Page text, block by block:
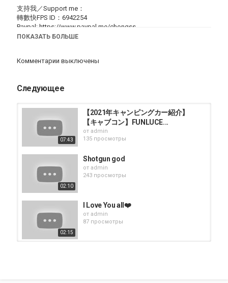
支持我／Support me：
轉數快FPS ID：6942254
Paypal: https://www.paypal.me/chongss
Patreon:http://www.patreon.com/join/iamchongsan
加入頻道會員／Membership:
Instagram／抖音: iamchongsan
Facebook:http://www.facebook.com/iamchongsan
微博／BiliBili: ChongSan沖先生
Whatsapp: +852 6618 1816
微信／WeChat: iamchongsan
Email:imchongsan@gmail.com
Telegram Channel: https://t.me/chongsan
攝錄器材／Photographic Equipment:
相機／Cameras: Canon EOS R6, M50
收音／Microphones: Rode NT1, Wireless Go, VideoMic NTG,
Video Micro, Shure SM58s
航拍／Drones: Dji Mavic Air, Dji Mini 2
穩定器／Gimbal: Dji Ronin-SC
運動相機／Action Camera: GoPro Hero 7
ПОКАЗАТЬ БОЛЬШЕ
Комментарии выключены
Следующее
07:43
【2021年キャンピングカー紹介】
【キャブコン】FUNLUCE...
от admin
135 просмотры
02:10
Shotgun god
от admin
243 просмотры
02:15
I Love You all❤️
от admin
87 просмотры